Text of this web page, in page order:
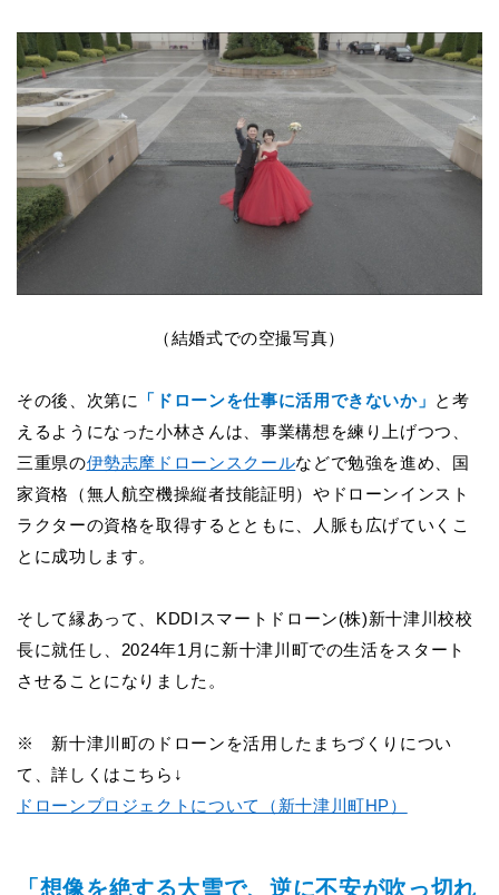
（結婚式での空撮写真）
その後、次第に 「ドローンを仕事に活用できないか」
と考
えるようになった小林さんは、事業構想を練り上げつつ、
三重県の伊勢志摩ドローンスクールなどで勉強を進め、国
家資格（無人航空機操縦者技能証明）やドローンインスト
ラクターの資格を取得するとともに、人脈も広げていくこ
とに成功します。
そして縁あって、KDDIスマートドローン(株)新十津川校校
長に就任し、2024年1月に新十津川町での生活をスタート
させることになりました。
※ 新十津川町のドローンを活用したまちづくりについ
て、詳しくはこちら↓
ドローンプロジェクトについて（新十津川町HP）
「想像を絶する大雪で、逆に不安が吹っ切れ